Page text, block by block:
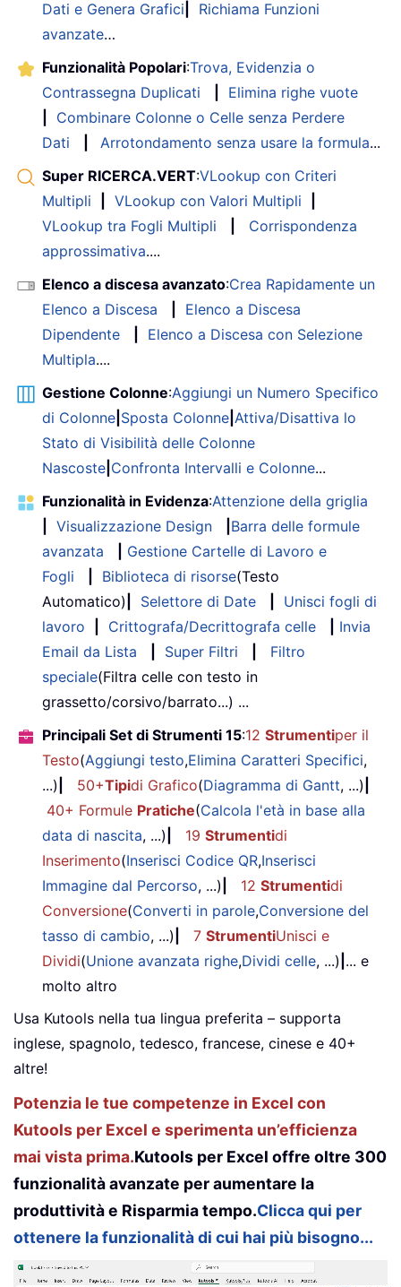
Dati e Genera Grafici
Richiama Funzioni
avanzate…
Funzionalità Popolari:Trova, Evidenzia o
Contrassegna Duplicati
Elimina righe vuote
Combinare Colonne o Celle senza Perdere
Dati
Arrotondamento senza usare la formula...
Super RICERCA.VERT:VLookup con Criteri
Multipli
VLookup con Valori Multipli
VLookup tra Fogli Multipli
Corrispondenza
approssimativa....
Elenco a discesa avanzato:Crea Rapidamente un
Elenco a Discesa
Elenco a Discesa
Dipendente
Elenco a Discesa con Selezione
Multipla....
Gestione Colonne:Aggiungi un Numero Specifico
di Colonne Sposta Colonne Attiva/Disattiva lo
Stato di Visibilità delle Colonne
Nascoste Confronta Intervalli e Colonne...
Funzionalità in Evidenza:Attenzione della griglia
Visualizzazione Design
Barra delle formule
avanzata
Gestione Cartelle di Lavoro e
Fogli
Biblioteca di risorse(Testo
Automatico)
Selettore di Date
Unisci fogli di
lavoro
Crittografa/Decrittografa celle
Invia
Email da Lista
Super Filtri
Filtro
speciale(Filtra celle con testo in
grassetto/corsivo/barrato...) ...
Principali Set di Strumenti 15:12 Strumentiper il
Testo(Aggiungi testo,Elimina Caratteri Specifici,
...)
50+Tipidi Grafico(Diagramma di Gantt, ...)
40+ Formule Pratiche(Calcola l'età in base alla
data di nascita, ...) 19 Strumentidi
Inserimento(Inserisci Codice QR,Inserisci
Immagine dal Percorso, ...) 12 Strumentidi
Conversione(Converti in parole,Conversione del
tasso di cambio, ...) 7 StrumentiUnisci e
Dividi(Unione avanzata righe,Dividi celle, ...) ... e
molto altro
Usa Kutools nella tua lingua preferita – supporta
inglese, spagnolo, tedesco, francese, cinese e 40+
altre!
Potenzia le tue competenze in Excel con
Kutools per Excel e sperimenta un’efficienza
mai vista prima.Kutools per Excel offre oltre 300
funzionalità avanzate per aumentare la
produttività e Risparmia tempo.Clicca qui per
ottenere la funzionalità di cui hai più bisogno...